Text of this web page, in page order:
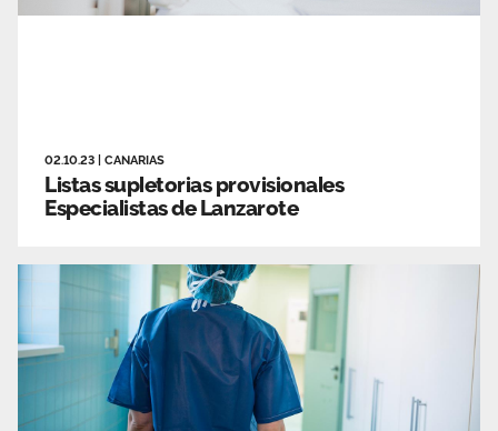
02.10.23 CANARIAS
Listas supletorias provisionales
Especialistas de Lanzarote